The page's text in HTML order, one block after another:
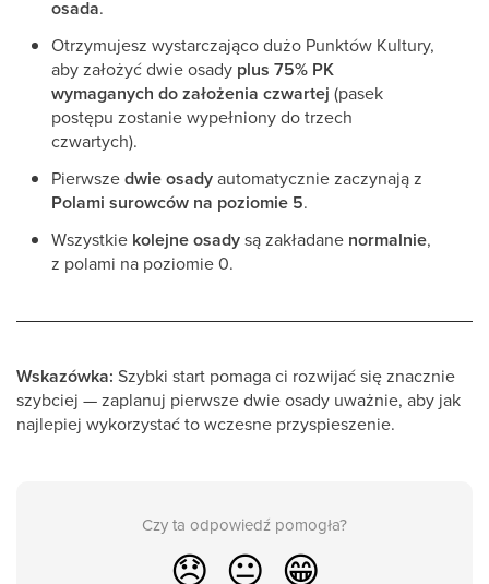
osada.
Otrzymujesz wystarczająco dużo Punktów Kultury,
aby założyć dwie osady plus 75% PK
wymaganych do założenia czwartej (pasek
postępu zostanie wypełniony do trzech
czwartych).
Pierwszedwie osadyautomatycznie zaczynają z
Polami surowców na poziomie 5.
Wszystkie kolejne osadysą zakładane normalnie,
z polami na poziomie 0.
Wskazówka: Szybki start pomaga ci rozwijać się znacznie
szybciej — zaplanuj pierwsze dwie osady uważnie, aby jak
najlepiej wykorzystać to wczesne przyspieszenie.
Czy ta odpowiedź pomogła?
😞 😐 😁